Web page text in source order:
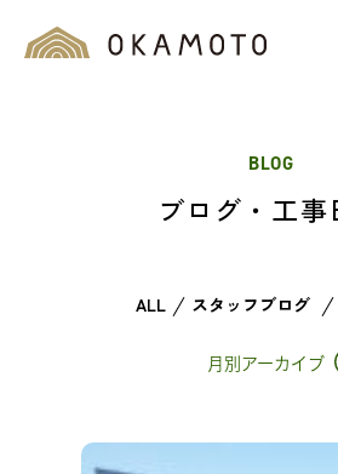
BLOG
ブログ・工事
ALL スタッフブログ
月別アーカイブ